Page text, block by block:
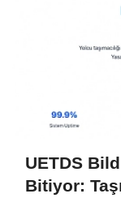
UETDS
Bitiyor: